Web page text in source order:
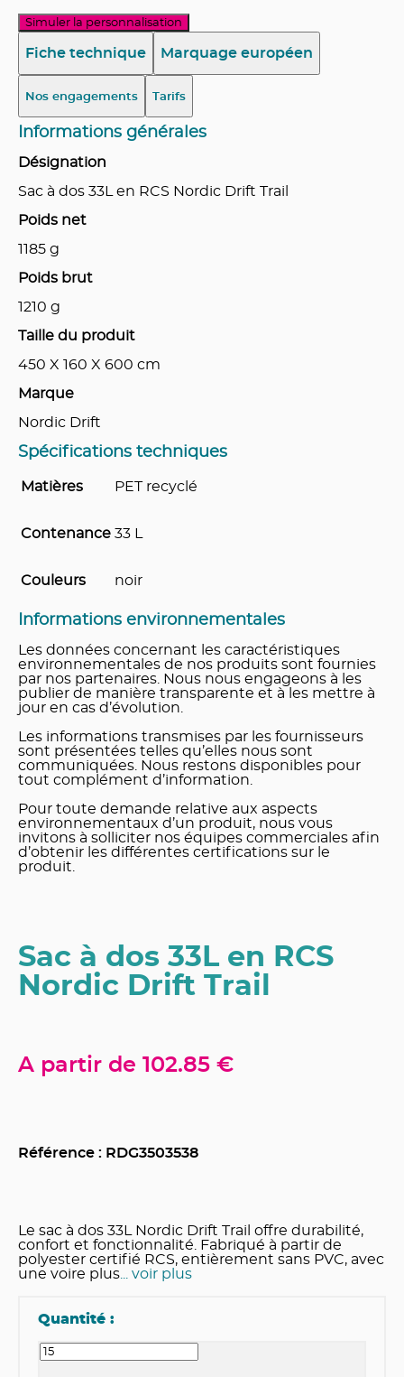
Simuler la personnalisation
Fiche technique Marquage européen
Nos engagements Tarifs
Informations générales
Désignation
Sac à dos 33L en RCS Nordic Drift Trail
Poids net
1185 g
Poids brut
1210 g
Taille du produit
450 X 160 X 600 cm
Marque
Nordic Drift
Spécifications techniques
Matières PET recyclé
Contenance 33 L
Couleurs noir
Informations environnementales
Les données concernant les caractéristiques
environnementales de nos produits sont fournies
par nos partenaires. Nous nous engageons à les
publier de manière transparente et à les mettre à
jour en cas d’évolution.
Les informations transmises par les fournisseurs
sont présentées telles qu’elles nous sont
communiquées. Nous restons disponibles pour
tout complément d’information.
Pour toute demande relative aux aspects
environnementaux d’un produit, nous vous
invitons à solliciter nos équipes commerciales afin
d’obtenir les différentes certifications sur le
produit.
Sac à dos 33L en RCS
Nordic Drift Trail
A partir de 102.85 €
Référence : RDG3503538
Le sac à dos 33L Nordic Drift Trail offre durabilité,
confort et fonctionnalité. Fabriqué à partir de
polyester certifié RCS, entièrement sans PVC, avec
une voire plus ... voir plus
Quantité :